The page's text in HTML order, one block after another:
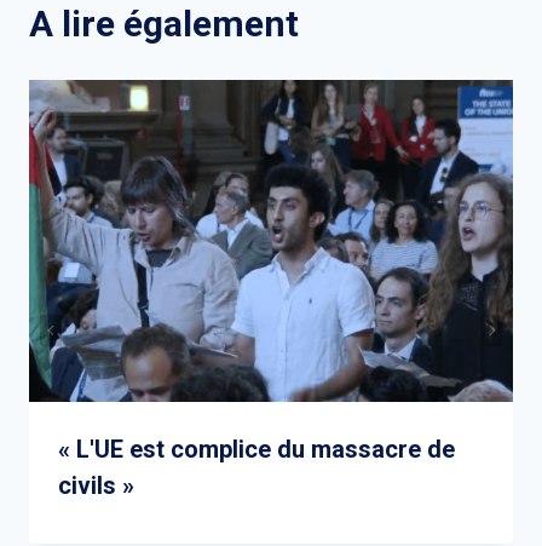
A lire également
« L'UE est complice du massacre de
civils »